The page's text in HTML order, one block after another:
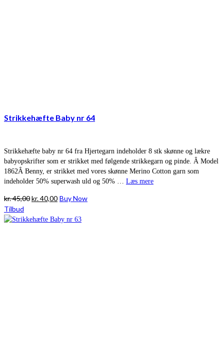
Strikkehæfte Baby nr 64
Strikkehæfte baby nr 64 fra Hjertegarn indeholder 8 stk skønne og lækre
babyopskrifter som er strikket med følgende strikkegarn og pinde. Â Model
1862Â Benny, er strikket med vores skønne Merino Cotton garn som
indeholder 50% superwash uld og 50% … Læs mere
kr.45,00Den
pris
kr.40,00Den
pris
Buy Now
Tilbud